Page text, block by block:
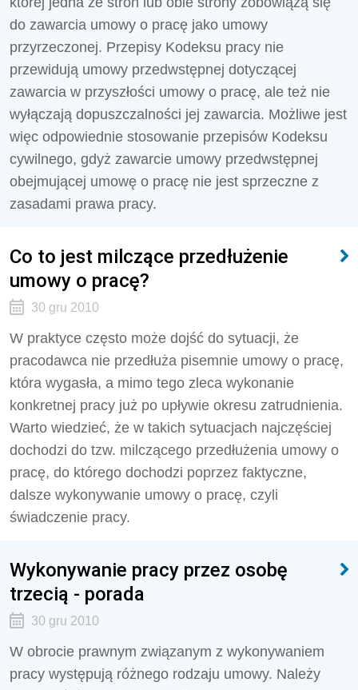
do zawarcia umowy o pracę jako umowy
przyrzeczonej. Przepisy Kodeksu pracy nie
przewidują umowy przedwstępnej dotyczącej
zawarcia w przyszłości umowy o pracę, ale też nie
wyłączają dopuszczalności jej zawarcia. Możliwe jest
więc odpowiednie stosowanie przepisów Kodeksu
cywilnego, gdyż zawarcie umowy przedwstępnej
obejmującej umowę o pracę nie jest sprzeczne z
zasadami prawa pracy.
Co to jest milczące przedłużenie
umowy o pracę?
30 gru 2010
W praktyce często może dojść do sytuacji, że
pracodawca nie przedłuża pisemnie umowy o pracę,
która wygasła, a mimo tego zleca wykonanie
konkretnej pracy już po upływie okresu zatrudnienia.
Warto wiedzieć, że w takich sytuacjach najczęściej
dochodzi do tzw. milczącego przedłużenia umowy o
pracę, do którego dochodzi poprzez faktyczne,
dalsze wykonywanie umowy o pracę, czyli
świadczenie pracy.
Wykonywanie pracy przez osobę
trzecią - porada
30 gru 2010
W obrocie prawnym związanym z wykonywaniem
pracy występują różnego rodzaju umowy. Należy